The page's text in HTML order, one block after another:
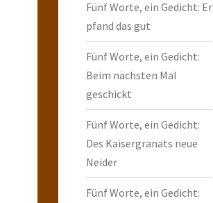
Fünf Worte, ein Gedicht: Er
pfand das gut
Fünf Worte, ein Gedicht:
Beim nächsten Mal
geschickt
Fünf Worte, ein Gedicht:
Des Kaisergranats neue
Neider
Fünf Worte, ein Gedicht: